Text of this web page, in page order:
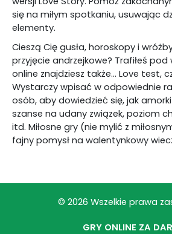
się na miłym spotkaniu, usuwając
elementy.
Cieszą Cię gusła, horoskopy i
przyjęcie andrzejkowe? Trafiłeś pod
online znajdziesz także… Love test,
Wystarczy wpisać w odpowiednie
osób, aby dowiedzieć się, jak
szanse na udany związek, poziom
itd. Miłosne gry (nie mylić z
fajny pomysł na walentynkowy
© 2026 Wszelkie prawa
GRY ONLINE ZA